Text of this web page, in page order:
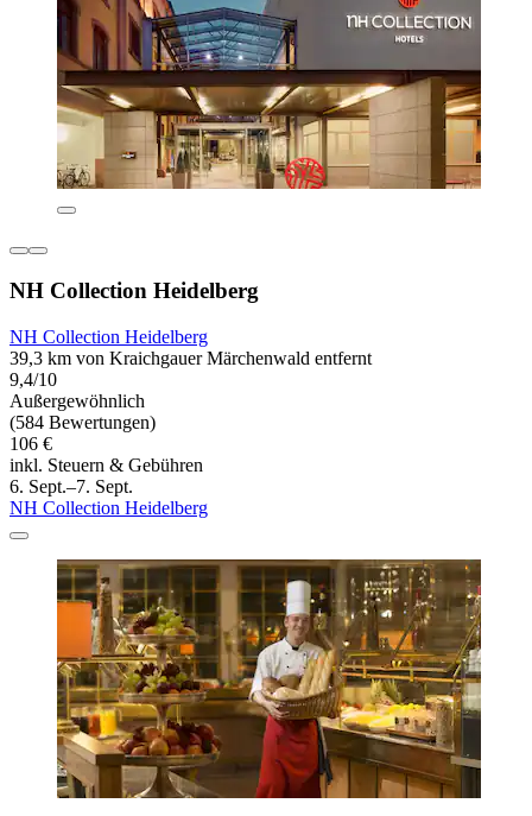
NH Collection Heidelberg
NH Collection Heidelberg
39,3 km von Kraichgauer Märchenwald entfernt
9,4/10
Außergewöhnlich
(584 Bewertungen)
106 €
inkl. Steuern & Gebühren
6. Sept.–7. Sept.
NH Collection Heidelberg